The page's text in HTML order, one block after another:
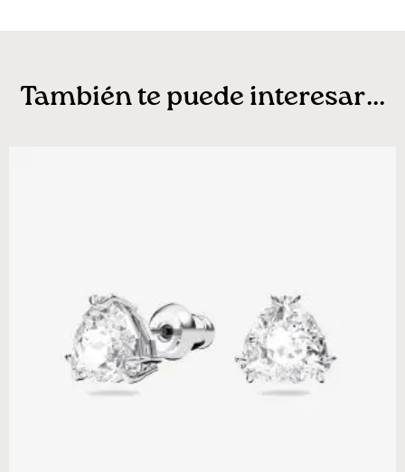
También te puede interesar...